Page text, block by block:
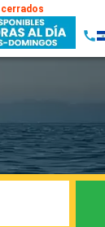
cerrados